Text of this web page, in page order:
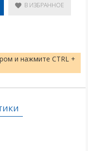
В ИЗБРАННОЕ
и нажмите CTRL +